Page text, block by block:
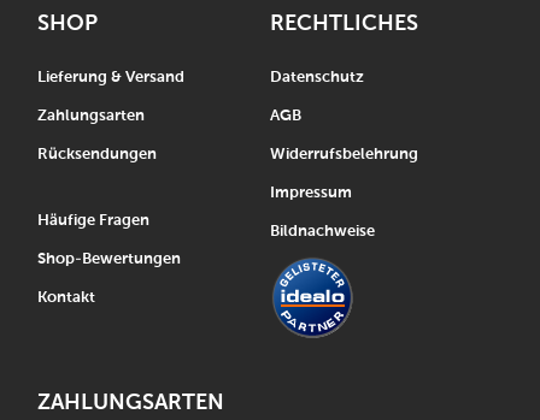
SHOP
Lieferung & Versand
Zahlungsarten
Rücksendungen
Häufige Fragen
Shop-Bewertungen
Kontakt
RECHTLICHES
Datenschutz
AGB
Widerrufsbelehrung
Impressum
Bildnachweise
ZAHLUNGSARTEN